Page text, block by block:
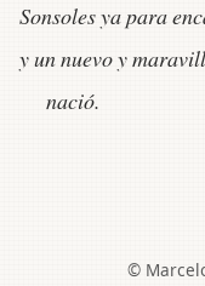
Sonsoles ya para
y un nuevo y
nació.
©